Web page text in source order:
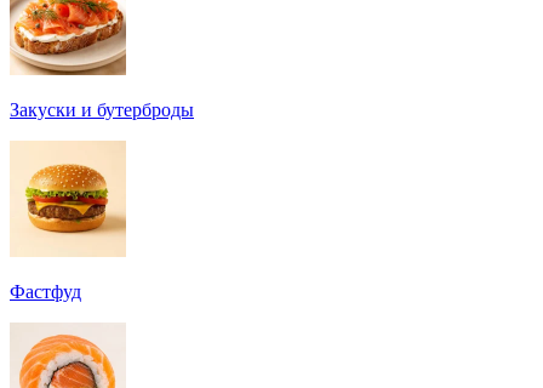
Закуски и бутерброды
Фастфуд